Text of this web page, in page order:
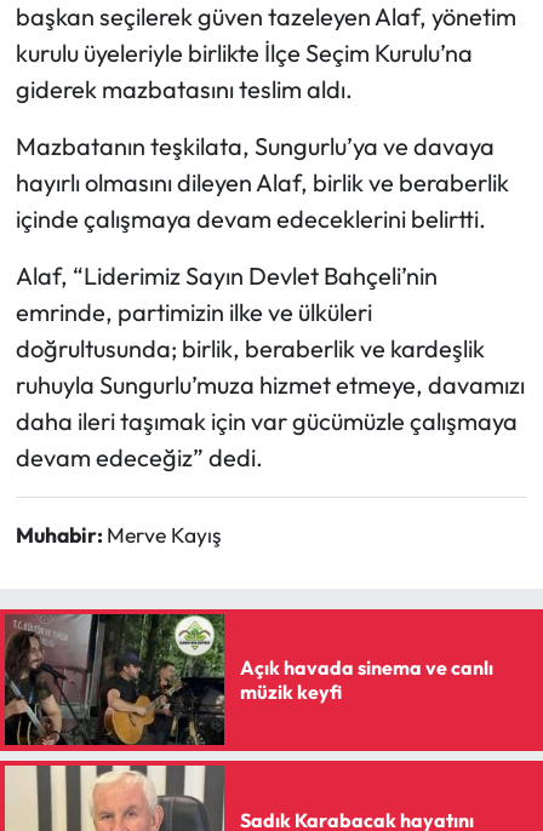
başkan seçilerek güven tazeleyen Alaf, yönetim
kurulu üyeleriyle birlikte İlçe Seçim Kurulu’na
giderek mazbatasını teslim aldı.
Mazbatanın teşkilata, Sungurlu’ya ve davaya
hayırlı olmasını dileyen Alaf, birlik ve beraberlik
içinde çalışmaya devam edeceklerini belirtti.
Alaf, “Liderimiz Sayın Devlet Bahçeli’nin
emrinde, partimizin ilke ve ülküleri
doğrultusunda; birlik, beraberlik ve kardeşlik
ruhuyla Sungurlu’muza hizmet etmeye, davamızı
daha ileri taşımak için var gücümüzle çalışmaya
devam edeceğiz” dedi.
Muhabir: Merve Kayış
Açık havada sinema ve canlı
müzik keyfi
Sadık Karabacak hayatını
Mecitözü Haberleri
Oğuzlar Haberleri
Ortaköy Haberleri
Osmancık Haberleri
Otomotiv
Resmi İlan
Resmi Reklam
Sağlık
Siyaset
Sungurlu Haberleri
Turizm
Uğurludağ Haberleri